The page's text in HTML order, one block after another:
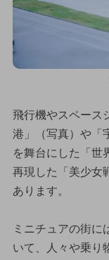
飛行機やスペース
港」（写真）や「
を舞台にした「世
再現した「美少女
あります。
ミニチュアの街に
いて、人々や乗り